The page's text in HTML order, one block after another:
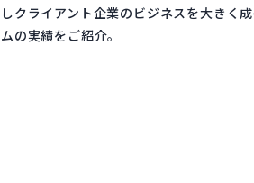
しクライアント企業のビジネスを大きく
ムの実績をご紹介。